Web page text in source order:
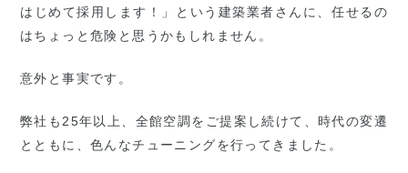
はじめて採用します！」という建築業者さんに、任せるの
はちょっと危険と思うかもしれません。
意外と事実です。
弊社も25年以上、全館空調をご提案し続けて、時代の変遷
とともに、色んなチューニングを行ってきました。